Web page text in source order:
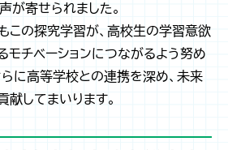
が寄せられました。
の探究学習が、高校生の学習意欲
モチベーションにつながるよう努め
らに高等学校との連携を深め、未来
してまいります。